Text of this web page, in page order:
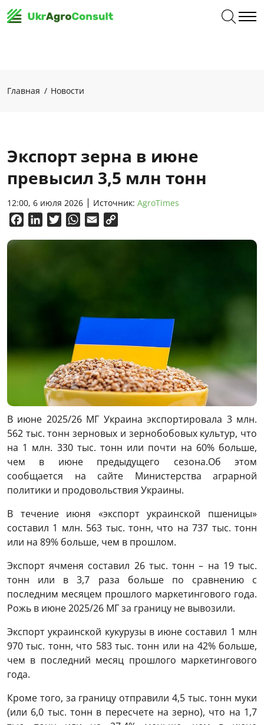
Главная Новости
Экспорт зерна в июне
превысил 3,5 млн тонн
12:00, 6 июля 2026 Источник: AgroTimes
FacebookLinkedInTwitterWhatsApp
Email
В июне 2025/26 МГ Украина экспортировала 3 млн.
562 тыс. тонн зерновых и зернобобовых культур, что
на 1 млн. 330 тыс. тонн или почти на 60% больше,
чем в июне предыдущего сезона.Об этом
сообщается на сайте Министерства аграрной
политики и продовольствия Украины.
В течение июня «экспорт украинской пшеницы»
составил 1 млн. 563 тыс. тонн, что на 737 тыс. тонн
или на 89% больше, чем в прошлом.
Экспорт ячменя составил 26 тыс. тонн – на 19 тыс.
тонн или в 3,7 раза больше по сравнению с
последним месяцем прошлого маркетингового года.
Рожь в июне 2025/26 МГ за границу не вывозили.
Экспорт украинской кукурузы в июне составил 1 млн
970 тыс. тонн, что 583 тыс. тонн или на 42% больше,
чем в последний месяц прошлого маркетингового
года.
Кроме того, за границу отправили 4,5 тыс. тонн муки
(или 6,0 тыс. тонн в пересчете на зерно), что на 1,7